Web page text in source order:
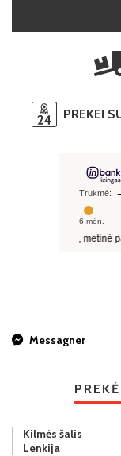
PREKEI
Messagner
Kilmės šalis
Lenkija